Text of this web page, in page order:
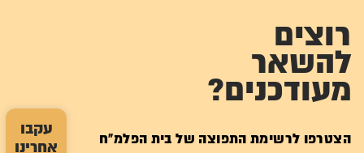
עקבו
אחרינו
רוצים
להשאר
מעודכנים?
הצטרפו לרשימת התפוצה של בית הפלמ"ח